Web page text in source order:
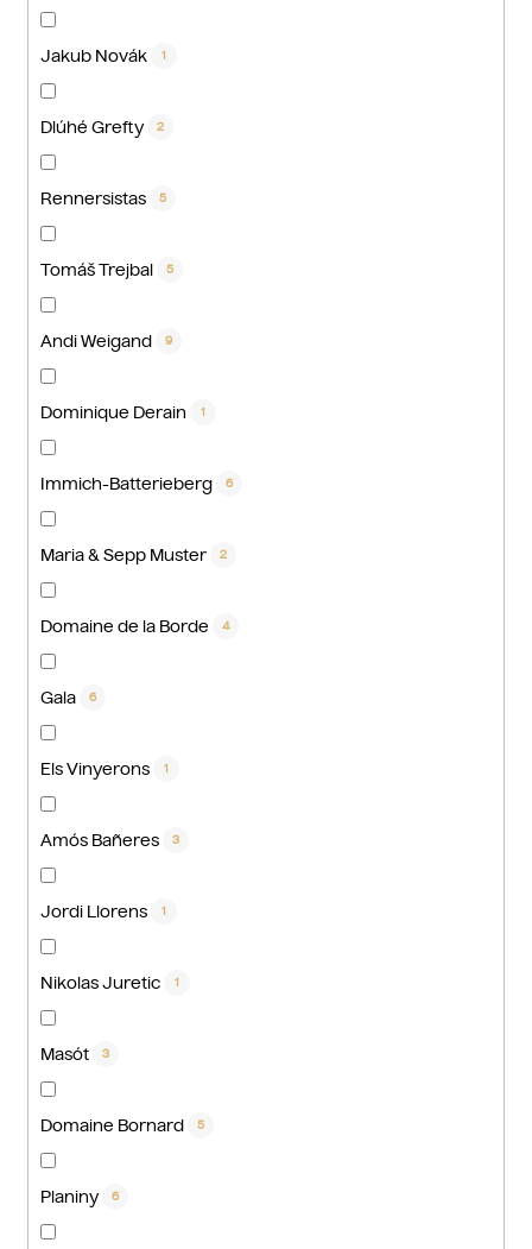
Jakub Novák 1
Dlúhé Grefty 2
Rennersistas 5
Tomáš Trejbal 5
Andi Weigand 9
Dominique Derain 1
Immich-Batterieberg 6
Maria & Sepp Muster 2
Domaine de la Borde 4
Gala 6
Els Vinyerons 1
Amós Bañeres 3
Jordi Llorens 1
Nikolas Juretic 1
Masót 3
Domaine Bornard 5
Planiny 6